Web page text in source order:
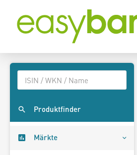
Produktfinder
Märkte